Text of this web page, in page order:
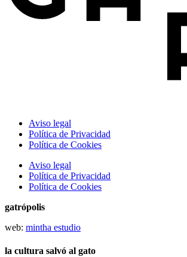
Aviso legal
Política de Privacidad
Política de Cookies
Aviso legal
Política de Privacidad
Política de Cookies
gatrópolis
web: mintha estudio
la cultura salvó al gato